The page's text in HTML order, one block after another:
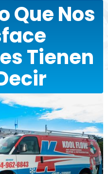
Que Nos
Tienen